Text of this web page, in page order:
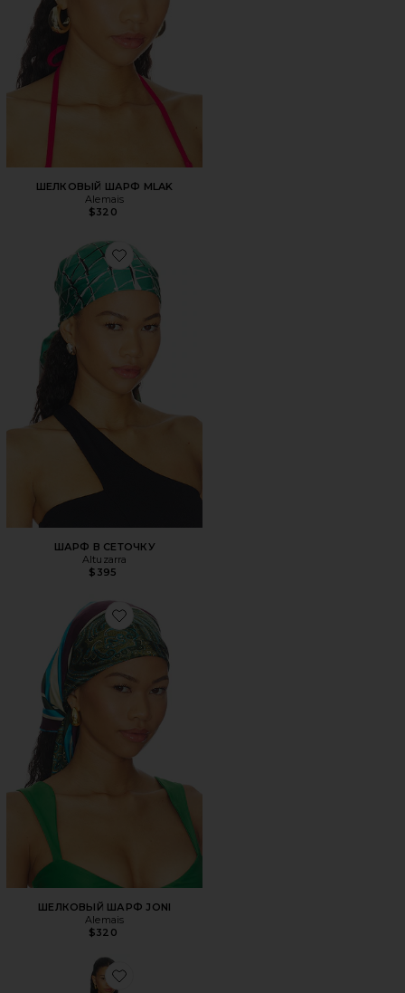
ШЕЛКОВЫЙ ШАРФ MLAK
Alemais
$320
Favorite ШАРФ В СЕТОЧКУ
ШАРФ В СЕТОЧКУ
Altuzarra
$395
Favorite ШЕЛКОВЫЙ ШАРФ JONI
ШЕЛКОВЫЙ ШАРФ JONI
Alemais
$320
Favorite ШАРФ BOTANICAL